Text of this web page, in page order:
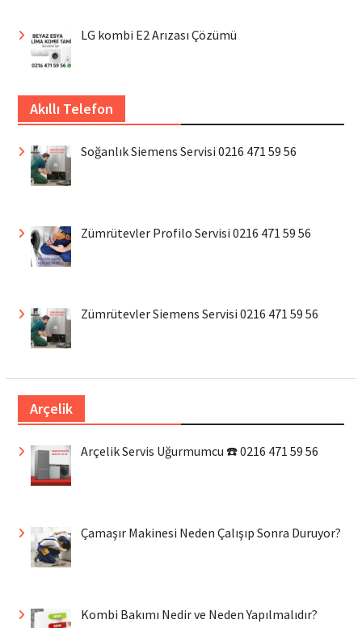
LG kombi E2 Arızası Çözümü
Akıllı Telefon
Soğanlık Siemens Servisi 0216 471 59 56
Zümrütevler Profilo Servisi 0216 471 59 56
Zümrütevler Siemens Servisi 0216 471 59 56
Arçelik
Arçelik Servis Uğurmumcu ☎️ 0216 471 59 56
Çamaşır Makinesi Neden Çalışıp Sonra Duruyor?
Kombi Bakımı Nedir ve Neden Yapılmalıdır?